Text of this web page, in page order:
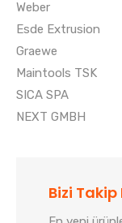
Weber
Esde Extrusion
Graewe
Maintools TSK
SICA SPA
NEXT GMBH
Bizi Takip